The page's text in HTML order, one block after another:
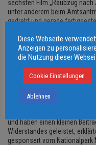
sechsten Film „Raubzug
unter anderem beim
gedreht und gerade
bietes, der grünen Lunge der
auf das Weltklima sind
die Situation für die Umwelt
betonte Keßler. Dafür müsse
Widerstand „von unten“
Keßler dafür einsetzen,
neuen Films auch in
und haben einen kleinen
Widerstandes geleistet,
gesponsert vom Nationalpark
Diese Webseite
Anzeigen zu
die Nutzung dieser
Cookie Einstellungen
Ablehnen